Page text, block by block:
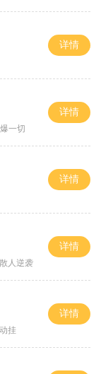
详情
一切
详情
详情
人逆袭
详情
挂
详情